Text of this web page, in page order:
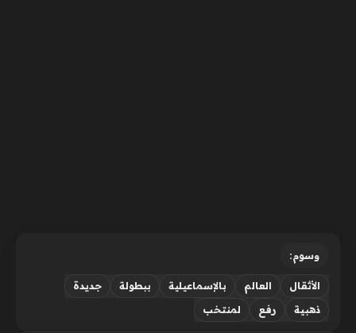
وسوم:
الأثقال العالم بالإسماعيلية ببطولة
جديدة
ذهبية
رفع لمنتخب